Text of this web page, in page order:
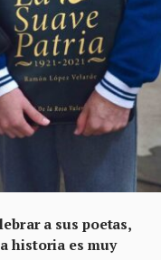
a sus poetas,
historia es muy